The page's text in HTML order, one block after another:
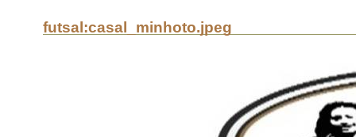
futsal:casal_minhoto.jpeg